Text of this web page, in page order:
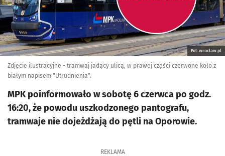
Fot. wroclaw.pl
Zdjęcie ilustracyjne - tramwaj jadący ulicą, w prawej części czerwone koło z
białym napisem "Utrudnienia".
MPK poinformowało w sobotę 6 czerwca po godz.
16:20, że powodu uszkodzonego pantografu,
tramwaje nie dojeżdżają do pętli na Oporowie.
REKLAMA